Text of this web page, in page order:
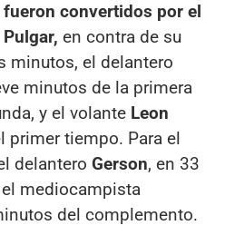
fueron convertidos por el
en contra de su
minutos, el delantero
minutos de la primera
y el volante Leon
primer tiempo. Para el
delantero Gerson, en 33
mediocampista
del complemento.